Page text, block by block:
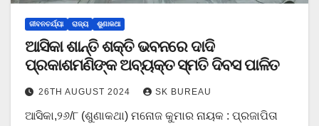
ଜୀବନଚର୍ଯ୍ୟା ରାଜ୍ୟ ଶୁଣାକଥା
ଆସିକା ଶାନ୍ତି ଶକ୍ତି ଭବନରେ ଦାଦି
ପ୍ରକାଶମଣିଙ୍କ ଅବ୍ୟକ୍ତ ସ୍ମତି ଦିବସ ପାଳିତ
26TH AUGUST 2024 SK BUREAU
ଆସିକା,୨୬/୮ (ଶୁଣାକଥା) ମନୋଜ କୁମାର ନାୟକ : ପ୍ରଜାପିତା